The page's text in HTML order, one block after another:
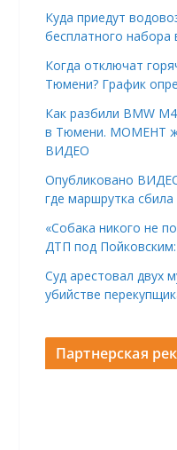
Куда приедут
бесплатного
Когда отключат
Тюмени? График
Как разбили BMW
в Тюмени. МОМЕНТ
ВИДЕО
Опубликовано
где маршрутка
«Собака никого не
ДТП под
Суд арестовал двух
убийстве
Партнерская